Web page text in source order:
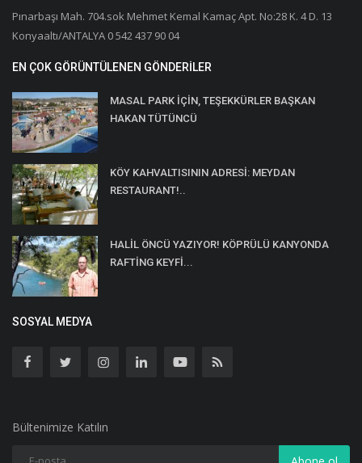
Pınarbaşı Mah. 704.sok Mehmet Kemal Kamaç Apt. No:28 K. 4 D. 13
Konyaaltı/ANTALYA 0 542 437 90 04
EN ÇOK GÖRÜNTÜLENEN GÖNDERILER
MASAL PARK İÇİN, TEŞEKKÜRLER BAŞKAN
HAKAN TÜTÜNCÜ
KÖY KAHVALTISININ ADRESİ: MEYDAN
RESTAURANT!..
HALİL ÖNCÜ YAZIYOR! KÖPRÜLÜ KANYONDA
RAFTİNG KEYFİ...
SOSYAL MEDYA
Bültenimize Katılın